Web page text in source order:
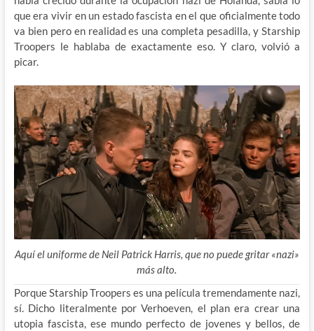
que era vivir en un estado fascista en el que oficialmente todo
va bien pero en realidad es una completa pesadilla, y Starship
Troopers le hablaba de exactamente eso. Y claro, volvió a
picar.
Aquí el uniforme de Neil Patrick Harris, que no puede gritar «nazi»
más alto.
Porque Starship Troopers es una película tremendamente nazi,
sí. Dicho literalmente por Verhoeven, el plan era crear una
utopia fascista, ese mundo perfecto de jovenes y bellos, de